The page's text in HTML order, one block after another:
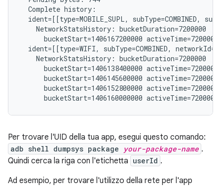
  Complete history:
ident=[[type=MOBILE_SUPL, subType=COMBINED,
    NetworkStatsHistory: bucketDuration=7200000
bucketStart=1406167200000
ident=[[type=WIFI, subType=COMBINED,
    NetworkStatsHistory: bucketDuration=7200000
bucketStart=1406138400000
bucketStart=1406145600000
bucketStart=1406152800000
Per trovare l'UID della tua app, esegui questo comando:
adb shell dumpsys package your-package-name .
Quindi cerca la riga con l'etichetta userId .
Ad esempio, per trovare l'utilizzo della rete per l'app